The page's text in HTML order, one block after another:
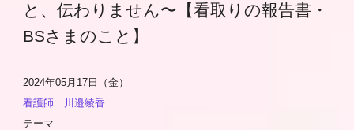
と、伝わりません〜【看取りの報告書・
BSさまのこと】
2024年05月17日（金）
看護師 川邉綾香
テーマ -